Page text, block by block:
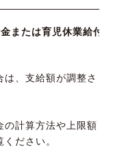
または育児休業給付
、支給額が調整さ
の計算方法や上限額
ださい。